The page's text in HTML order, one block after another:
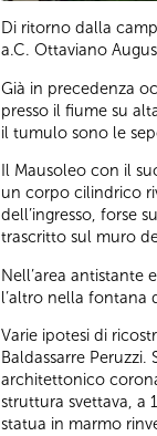
Di ritorno dalla
a.C. Ottaviano
Già in precedenza
presso il fiume su
il tumulo sono le
Il Mausoleo con il
un corpo cilindrico
dell’ingresso, forse
trascritto sul muro
Nell’area antistante
l’altro nella fontana
Varie ipotesi di
Baldassarre
architettonico
struttura svettava, a
statua in marmo